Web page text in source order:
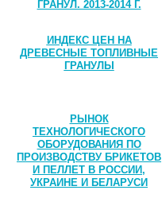
ГРАНУЛ. 2013-2014 Г.
ИНДЕКС ЦЕН НА
ДРЕВЕСНЫЕ ТОПЛИВНЫЕ
ГРАНУЛЫ
РЫНОК
ТЕХНОЛОГИЧЕСКОГО
ОБОРУДОВАНИЯ ПО
ПРОИЗВОДСТВУ БРИКЕТОВ
И ПЕЛЛЕТ В РОССИИ,
УКРАИНЕ И БЕЛАРУСИ